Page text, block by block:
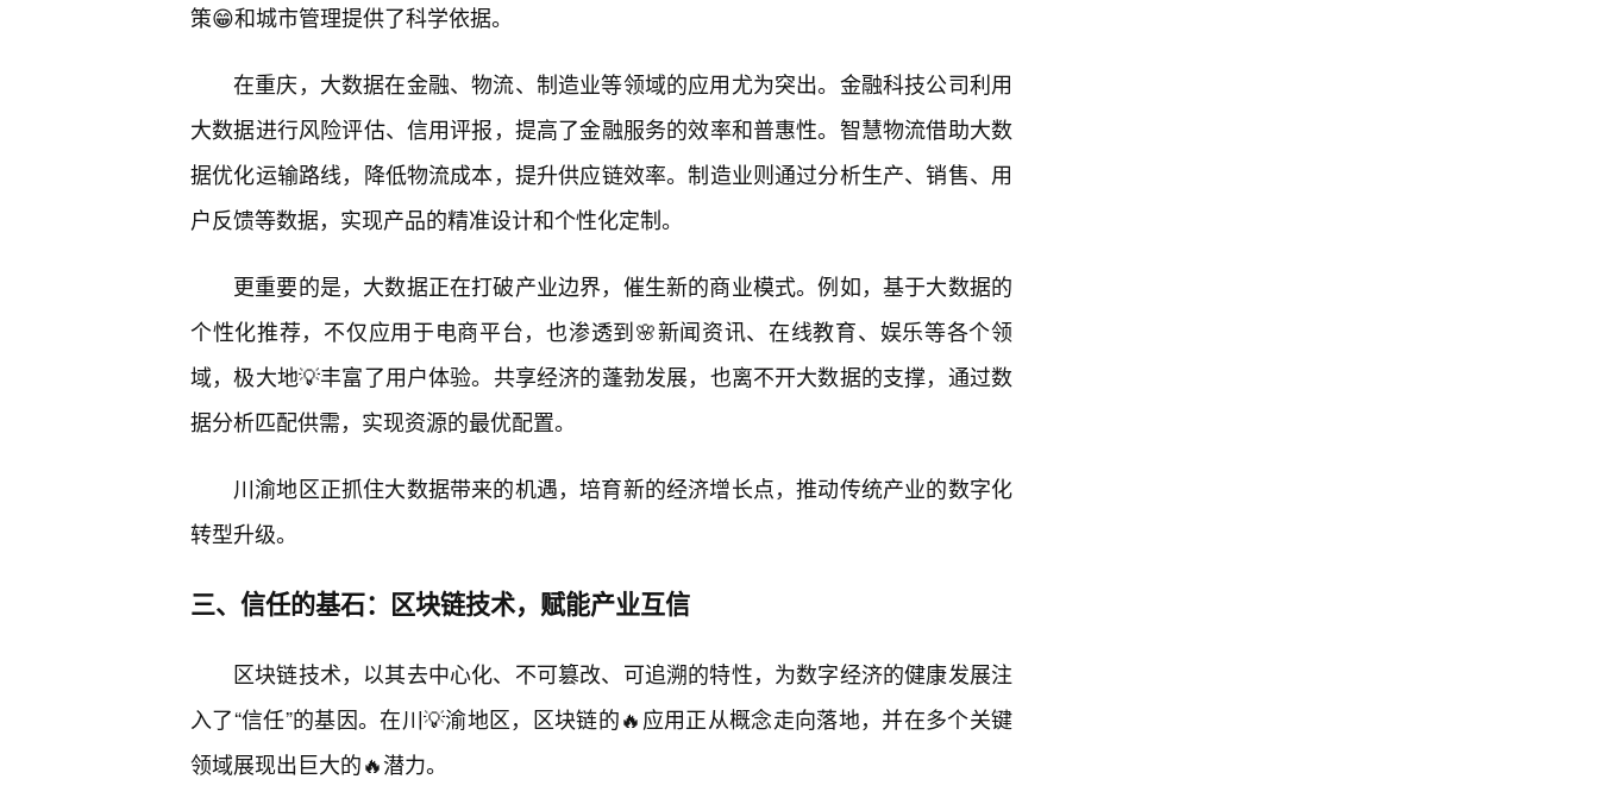
策😁和城市管理提供了科学依据。
在重庆，大数据在金融、物流、制造业等领域的应用尤为突出。金融科技公司利用
大数据进行风险评估、信用评报，提高了金融服务的效率和普惠性。智慧物流借助大数
据优化运输路线，降低物流成本，提升供应链效率。制造业则通过分析生产、销售、用
户反馈等数据，实现产品的精准设计和个性化定制。
更重要的是，大数据正在打破产业边界，催生新的商业模式。例如，基于大数据的
个性化推荐，不仅应用于电商平台，也渗透到🌸新闻资讯、在线教育、娱乐等各个领
域，极大地💡丰富了用户体验。共享经济的蓬勃发展，也离不开大数据的支撑，通过数
据分析匹配供需，实现资源的最优配置。
川渝地区正抓住大数据带来的机遇，培育新的经济增长点，推动传统产业的数字化
转型升级。
三、信任的基石：区块链技术，赋能产业互信
区块链技术，以其去中心化、不可篡改、可追溯的特性，为数字经济的健康发展注
入了“信任”的基因。在川💡渝地区，区块链的🔥应用正从概念走向落地，并在多个关键
领域展现出巨大的🔥潜力。